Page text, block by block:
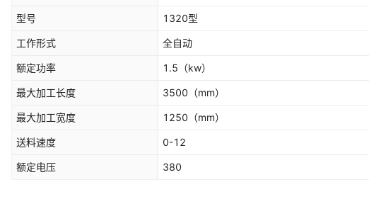
型号 1320型
工作形式 全自动
额定功率 1.5 （kw）
最大加工长度 3500 （mm）
最大加工宽度 1250 （mm）
送料速度 0-12
额定电压 380